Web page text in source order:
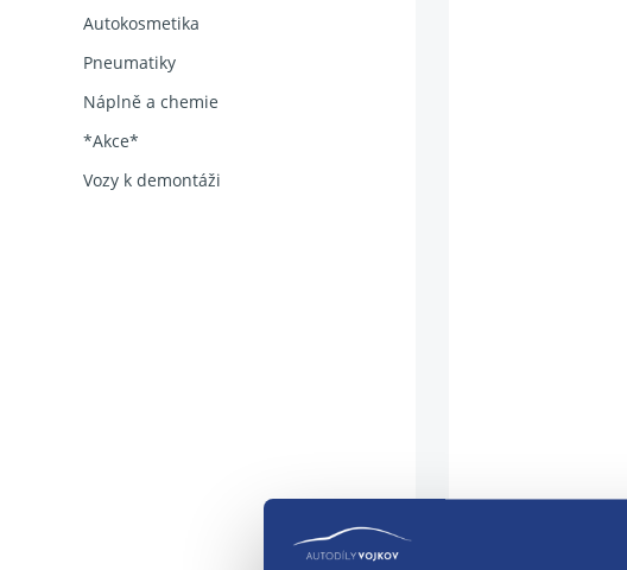
Autokosmetika
Pneumatiky
Náplně a chemie
*Akce*
Vozy k demontáži